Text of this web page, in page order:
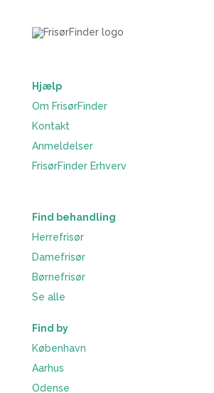
Hjælp
Om FrisørFinder
Kontakt
Anmeldelser
FrisørFinder Erhverv
Find behandling
Herrefrisør
Damefrisør
Børnefrisør
Se alle
Find by
København
Aarhus
Odense